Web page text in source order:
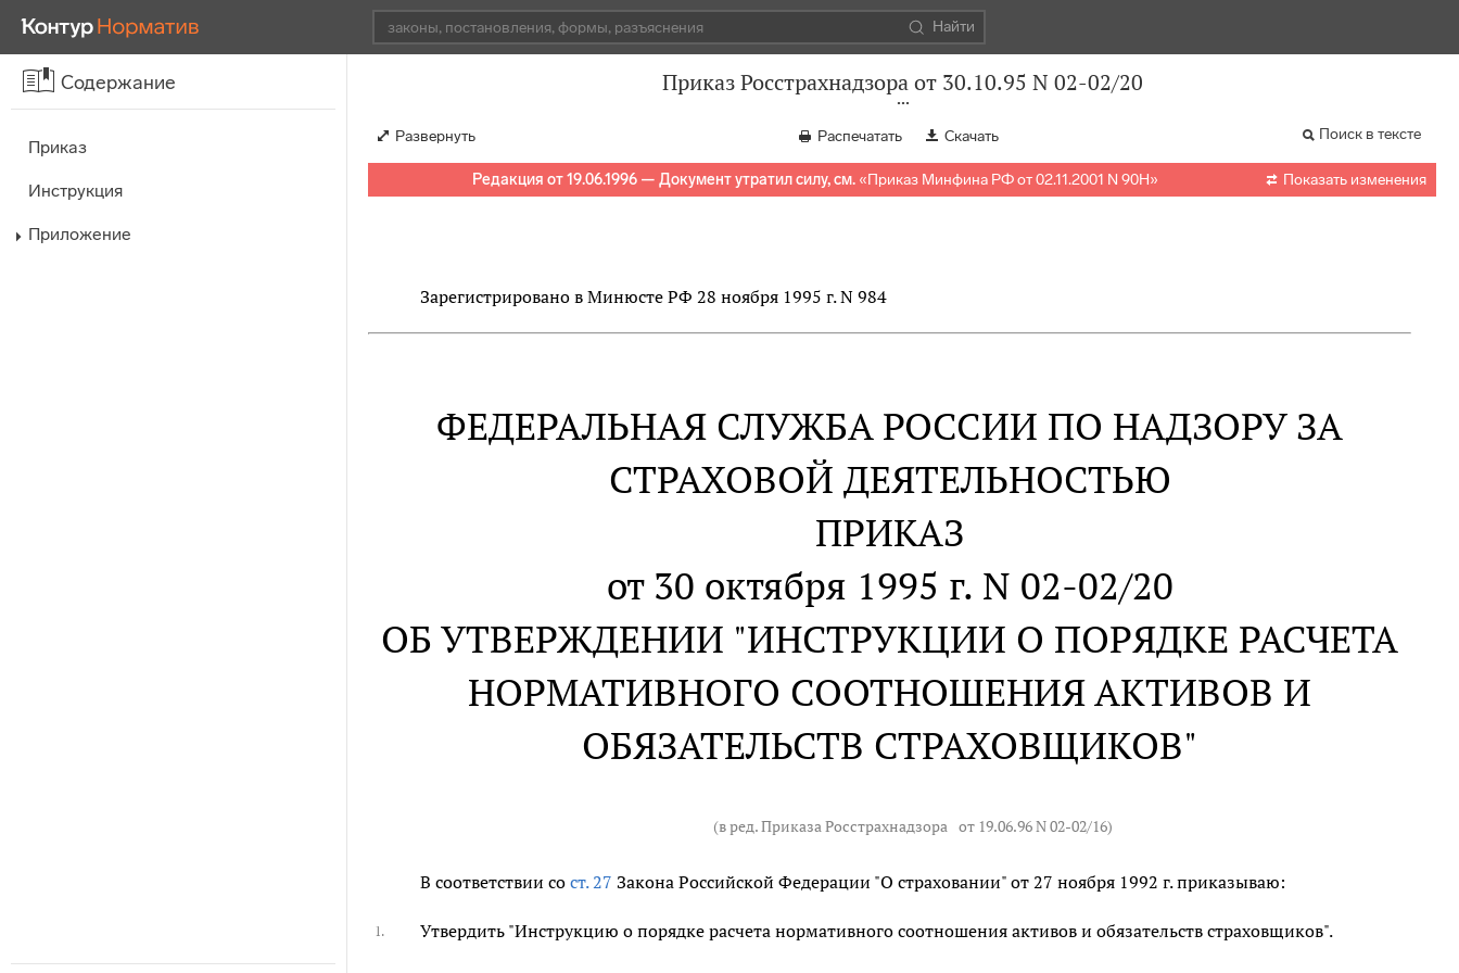
Найти
Содержание
Приказ
Инструкция
Приложение
Приказ Росстрахнадзора от 30.10.95 N 02-02/20
Развернуть Распечатать Скачать Поиск в тексте
Редакция от 19.06.1996 — Документ утратил силу, см.«Приказ Минфина РФ от 02.11.2001 N 90Н»  Показать изменения
Зарегистрировано в Минюсте РФ 28 ноября 1995 г. N 984
ФЕДЕРАЛЬНАЯ СЛУЖБА РОССИИ ПО НАДЗОРУ ЗА
СТРАХОВОЙ ДЕЯТЕЛЬНОСТЬЮ
ПРИКАЗ
от 30 октября 1995 г. N 02-02/20
ОБ УТВЕРЖДЕНИИ "ИНСТРУКЦИИ О ПОРЯДКЕ РАСЧЕТА
НОРМАТИВНОГО СООТНОШЕНИЯ АКТИВОВ И
ОБЯЗАТЕЛЬСТВ СТРАХОВЩИКОВ"
(в ред. Приказа Росстрахнадзора от 19.06.96 N 02-02/16)
В соответствии сост. 27 Закона Российской Федерации "О страховании" от 27 ноября 1992 г. приказываю:
1. Утвердить "Инструкцию о порядке расчета нормативного соотношения активов и обязательств страховщиков".